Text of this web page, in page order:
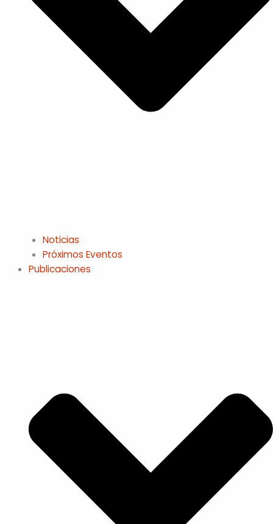
Noticias
Próximos Eventos
Publicaciones